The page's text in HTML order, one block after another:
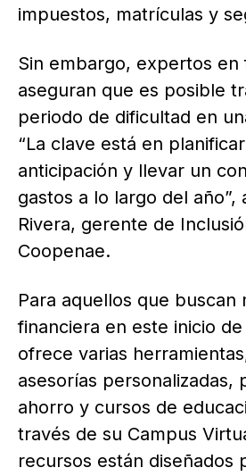
impuestos, matrículas y
Sin embargo, expertos en
aseguran que es posible
periodo de dificultad en
“La clave está en
anticipación y llevar un
gastos a lo largo del año”,
Rivera, gerente de
Coopenae.
Para aquellos que buscan
financiera en este inicio
ofrece varias
asesorías personalizadas,
ahorro y cursos de
través de su Campus
recursos están diseñados